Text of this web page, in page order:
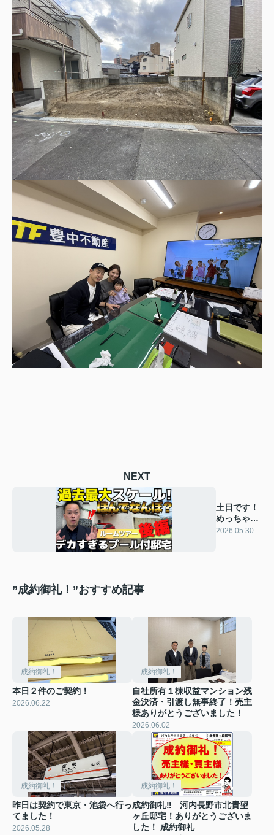
NEXT
土日です！
めっちゃい
い天気で
2026.05.30
”成約御礼！”おすすめ記事
成約御礼！
本日２件のご契約！
2026.06.22
成約御礼！
自社所有１棟収益マンション残
金決済・引渡し無事終了！売主
様ありがとうございました！
2026.06.02
成約御礼！
昨日は契約で東京・池袋へ行っ
てました！
2026.05.28
成約御礼！
成約御礼‼ 河内長野市北貴望
ヶ丘邸宅！ありがとうございま
した！ 成約御礼